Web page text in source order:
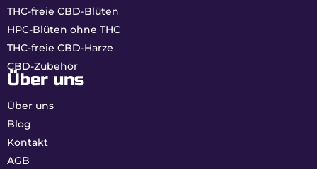
THC-freie CBD-Blüten
HPC-Blüten ohne THC
THC-freie CBD-Harze
CBD-Zubehör
Über uns
Über uns
Blog
Kontakt
AGB